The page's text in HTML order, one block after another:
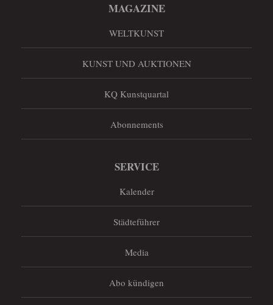
MAGAZINE
WELTKUNST
KUNST UND AUKTIONEN
KQ Kunstquartal
Abonnements
SERVICE
Kalender
Städteführer
Media
Abo kündigen